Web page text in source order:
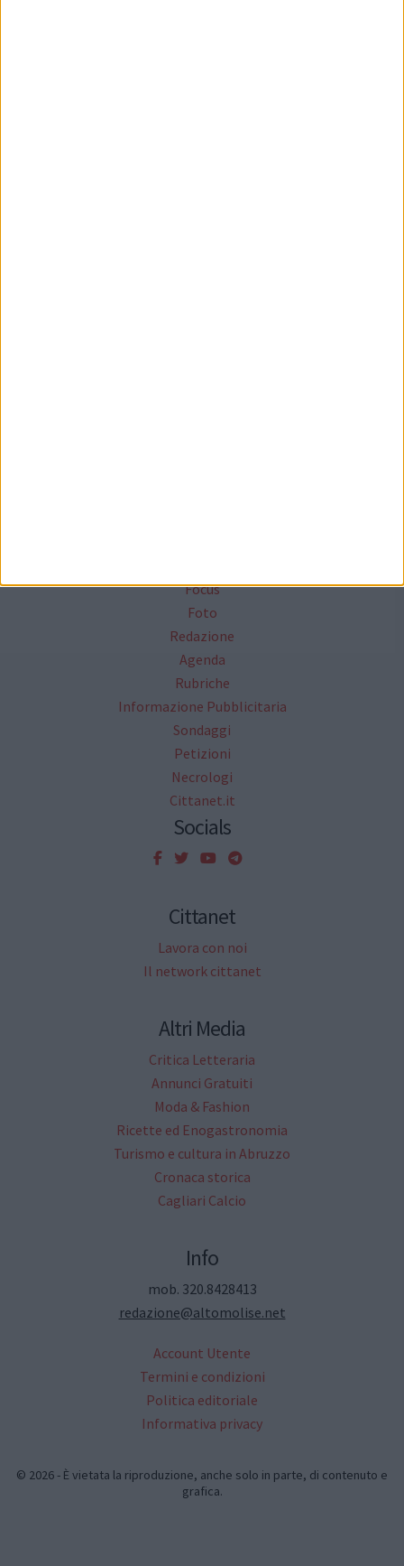
Focus
Foto
Redazione
Agenda
Rubriche
Informazione Pubblicitaria
Sondaggi
Petizioni
Necrologi
Cittanet.it
Socials
Cittanet
Lavora con noi
Il network cittanet
Altri Media
Critica Letteraria
Annunci Gratuiti
Moda & Fashion
Ricette ed Enogastronomia
Turismo e cultura in Abruzzo
Cronaca storica
Cagliari Calcio
Info
mob. 320.8428413
redazione@altomolise.net
Account Utente
Termini e condizioni
Politica editoriale
Informativa privacy
© 2026 - È vietata la riproduzione, anche solo in parte, di contenuto e
grafica.